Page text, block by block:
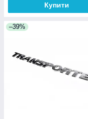
Купити
–39%